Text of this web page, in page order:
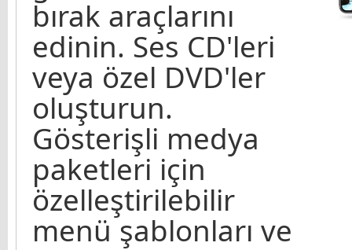
bırak araçlarını
edinin. Ses CD'leri
veya özel DVD'ler
oluşturun.
Gösterişli medya
paketleri için
özelleştirilebilir
menü şablonları ve